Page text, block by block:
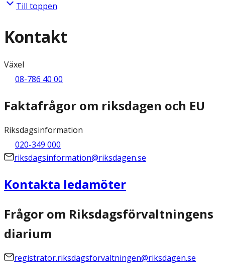
Till toppen
Kontakt
Växel
08-786 40 00
Faktafrågor om riksdagen och EU
Riksdagsinformation
020-349 000
riksdagsinformation@riksdagen.se
Kontakta ledamöter
Frågor om Riksdagsförvaltningens
diarium
registrator.riksdagsforvaltningen@riksdagen.se